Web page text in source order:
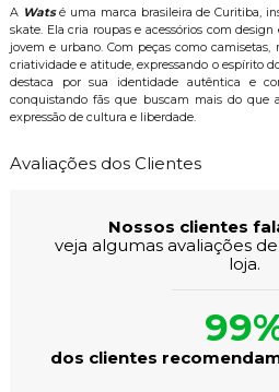
A Watsé uma marca brasileira de Curitiba,
skate. Ela cria roupas e acessórios com
jovem e urbano. Com peças como camisetas,
criatividade e atitude, expressando o espírito
destaca por sua identidade autêntica e
conquistando fãs que buscam mais do que
expressão de cultura e liberdade.
Avaliações dos Clientes
Nossos clientes
veja algumas avaliações
loja.
dos clientes